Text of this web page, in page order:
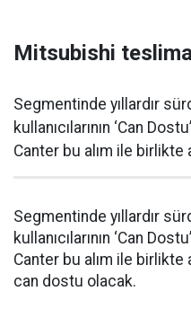
Mitsubishi
Segmentinde yıllardır
kullanıcılarının ‘Can
Canter bu alım ile birlikte
Segmentinde yıllardır
kullanıcılarının ‘Can
Canter bu alım ile birlikte
can dostu olacak.